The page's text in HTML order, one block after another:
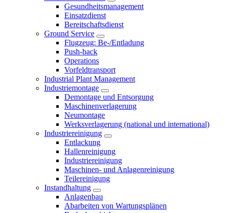
Gesundheitsmanagement
Einsatzdienst
Bereitschaftsdienst
Ground Service
Flugzeug: Be-/Entladung
Push-back
Operations
Vorfeldtransport
Industrial Plant Management
Industriemontage
Demontage und Entsorgung
Maschinenverlagerung
Neumontage
Werksverlagerung (national und international)
Industriereinigung
Entlackung
Hallenreinigung
Industriereinigung
Maschinen- und Anlagenreinigung
Teilereinigung
Instandhaltung
Anlagenbau
Abarbeiten von Wartungsplänen